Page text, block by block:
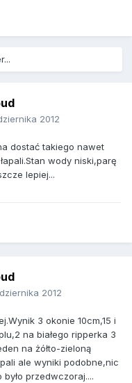
2012
dostać takiego nawet
wody niski,parę
lepiej...
2012
3 okonie 10cm,15 i
na białego ripperka 3
na żółto-zieloną
ale wyniki podobne,nic
przedwczoraj....